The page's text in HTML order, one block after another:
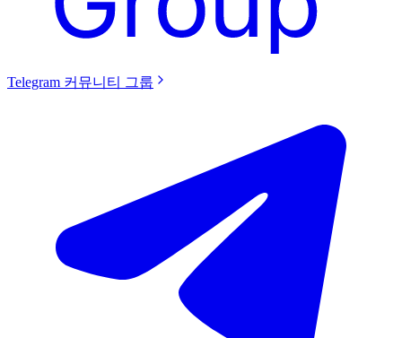
Telegram 커뮤니티 그룹